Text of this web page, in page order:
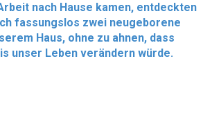
nach Hause kamen, entdeckten
fassungslos zwei neugeborene
Haus, ohne zu ahnen, dass
unser Leben verändern würde.